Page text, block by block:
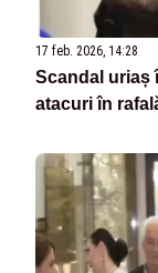
17 feb. 2026, 14:28
Scandal uriaș
atacuri în